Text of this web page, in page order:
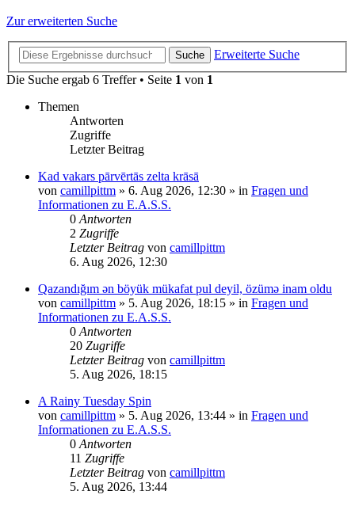
Zur erweiterten Suche
Suche
Erweiterte Suche
Die Suche ergab 6 Treffer • Seite 1 von 1
Themen
Antworten
Zugriffe
Letzter Beitrag
Kad vakars pārvērtās zelta krāsā
von camillpittm » 6. Aug 2026, 12:30 » in Fragen und
Informationen zu E.A.S.S.
0Antworten
2 Zugriffe
Letzter Beitrag von camillpittm
6. Aug 2026, 12:30
Qazandığım ən böyük mükafat pul deyil, özümə inam oldu
von camillpittm » 5. Aug 2026, 18:15 » in Fragen und
Informationen zu E.A.S.S.
0Antworten
20 Zugriffe
Letzter Beitrag von camillpittm
5. Aug 2026, 18:15
A Rainy Tuesday Spin
von camillpittm » 5. Aug 2026, 13:44 » in Fragen und
Informationen zu E.A.S.S.
0Antworten
11 Zugriffe
Letzter Beitrag von camillpittm
5. Aug 2026, 13:44